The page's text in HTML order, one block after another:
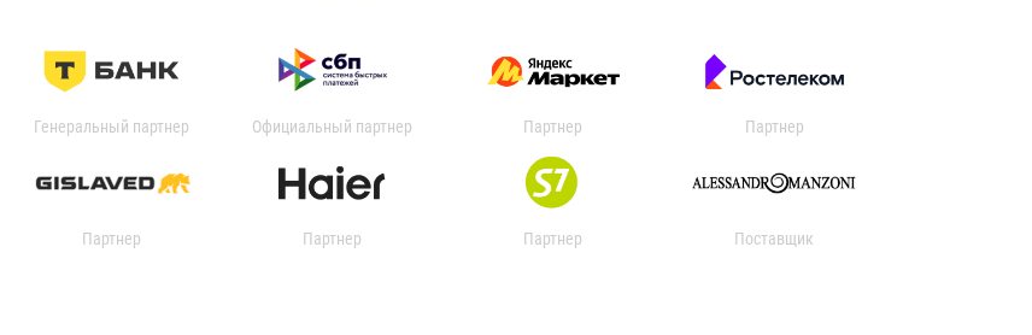
Генеральный партнер Официальный партнер Партнер Партнер
Партнер Партнер Партнер Поставщик